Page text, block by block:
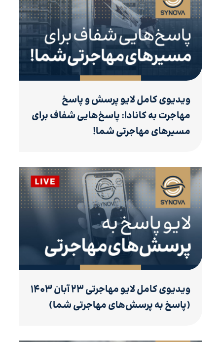
ویدیوی کامل لایو پرسش و پاسخ
مهاجرت به کانادا: پاسخ‌هایی شفاف برای
مسیرهای مهاجرتی شما!
ویدیوی کامل لایو مهاجرتی ۲۳ آبان ۱۴۰۳
(پاسخ به پرسش‌های مهاجرتی شما)